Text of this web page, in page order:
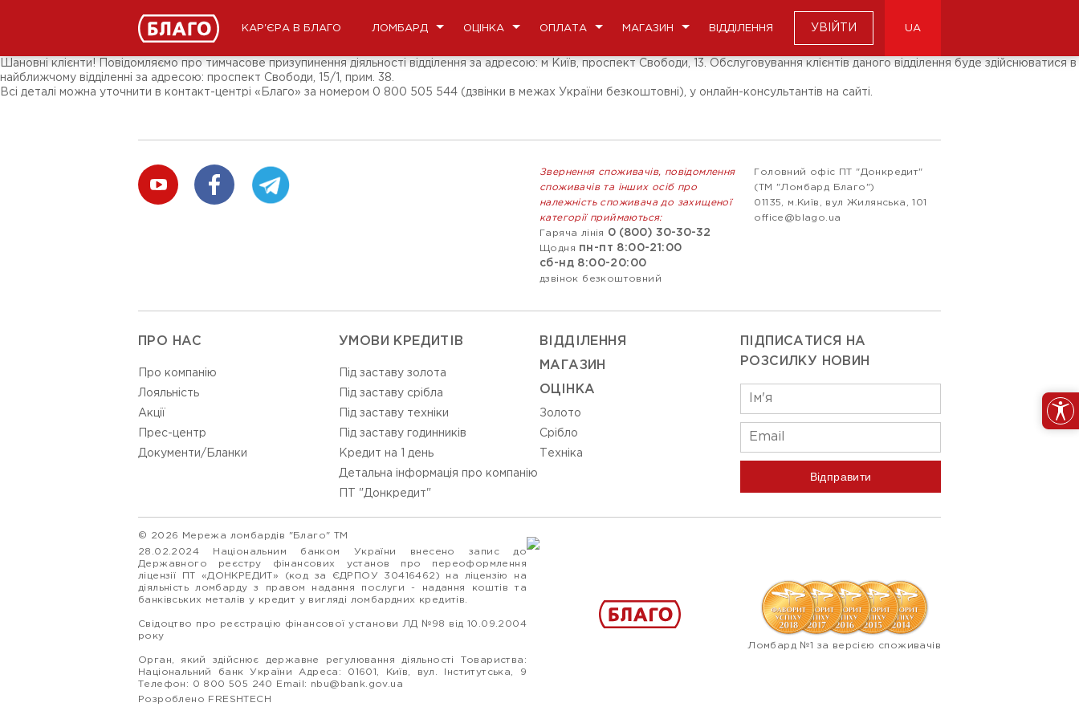
КАР'ЄРА В БЛАГО ЛОМБАРД ОЦІНКА ОПЛАТА МАГАЗИН ВІДДІЛЕННЯ УВІЙТИ UA
Подписчикам соц-сетей
Шановні клієнти! Повідомляємо про тимчасове призупинення діяльності відділення за адресою: м Київ, проспект Свободи, 13. Обслуговування клієнтів даного відділення буде здійснюватися в
найближчому відділенні за адресою: проспект Свободи, 15/1, прим. 38.
Всі деталі можна уточнити в контакт-центрі «Благо» за номером 0 800 505 544 (дзвінки в межах України безкоштовні), у онлайн-консультантів на сайті.
Звернення споживачів, повідомлення
споживачів та інших осіб про
належність споживача до захищеної
категорії приймаються:
Гаряча лінія
0 (800) 30-30-32
Щодня пн-пт 8:00-21:00
сб-нд 8:00-20:00
дзвінок безкоштовний
Головний офіс ПТ "Донкредит"
(ТМ "Ломбард Благо")
01135, м.Київ, вул Жилянська, 101
office@blago.ua
ПРО НАС
Про компанію
Лояльність
Акції
Прес-центр
Документи/Бланки
УМОВИ КРЕДИТІВ
Під заставу золота
Під заставу срібла
Під заставу техніки
Під заставу годинників
Кредит на 1 день
Детальна інформація про компанію
ПТ "Донкредит"
ВIДДIЛЕННЯ
МАГАЗИН
ОЦIНКА
Золото
Срiбло
Технiка
ПІДПИСАТИСЯ НА
РОЗСИЛКУ НОВИН
Відправити
© 2026 Мережа ломбардів "Благо" ТМ
28.02.2024 Національним банком України внесено запис до
Державного реєстру фінансових установ про переоформлення
ліцензії ПТ «ДОНКРЕДИТ» (код за ЄДРПОУ 30416462) на ліцензію на
діяльність ломбарду з правом надання послуги - надання коштів та
банківських металів у кредит у вигляді ломбардних кредитів.
Свідоцтво про реєстрацію фінансової установи ЛД №98 від 10.09.2004
року
Орган, який здійснює державне регулювання діяльності Товариства:
Національний банк України Адреса: 01601, Київ, вул. Інститутська, 9
Телефон: 0 800 505 240 Email: nbu@bank.gov.ua
Розроблено FRESHTECH
Ломбард №1 за версією споживачів